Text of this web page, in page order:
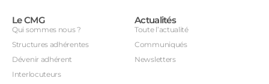
Le CMG
Qui sommes nous ?
Structures adhérentes
Dévenir adhérent
Interlocuteurs
Actualités
Toute l’actualité
Communiqués
Newsletters